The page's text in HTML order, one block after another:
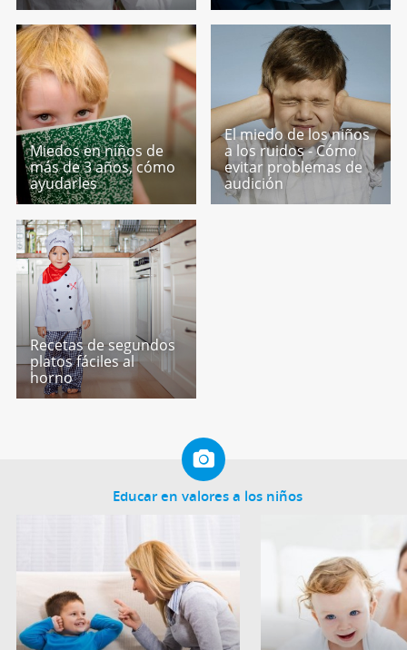
Miedos en niños de
más de 3 años, cómo
ayudarles
El miedo de los niños
a los ruidos - Cómo
evitar problemas de
audición
Recetas de segundos
platos fáciles al
horno
Educar en valores a los niños